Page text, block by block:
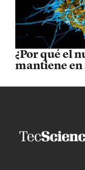
¿Por qué el
mantiene